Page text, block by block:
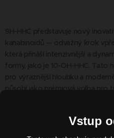
Vstup
9H-HHC představuje nový
kanabinoidů — odvážný krok
která přináší intenzivnější a
formy, jako je 10-OH-HHC. Tato
pro výraznější hloubku a
působí jako prémiová volba pro